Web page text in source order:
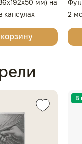
мм) на
капсулах
46 мм), светло-
корзину
2
В